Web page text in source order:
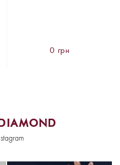
0 грн